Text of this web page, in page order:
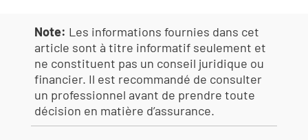
Note: Les informations fournies dans cet
article sont à titre informatif seulement et
ne constituent pas un conseil juridique ou
financier. Il est recommandé de consulter
un professionnel avant de prendre toute
décision en matière d’assurance.